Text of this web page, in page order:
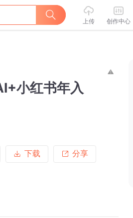
上传 创作中心
小红书年入
下载 分享